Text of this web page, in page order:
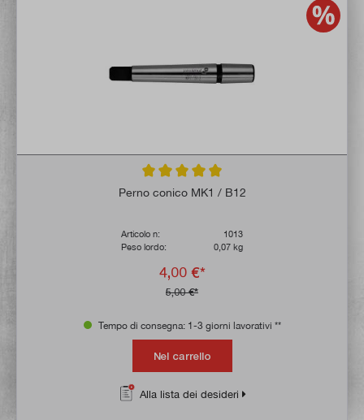
Valutazione media di 5 su 5 stelle
Perno conico MK1 / B12
Articolo n:
1013
Peso lordo:
0,07 kg
4,00 €*
5,00 €*
Tempo di consegna: 1-3 giorni lavorativi **
Nel carrello
Alla lista dei desideri